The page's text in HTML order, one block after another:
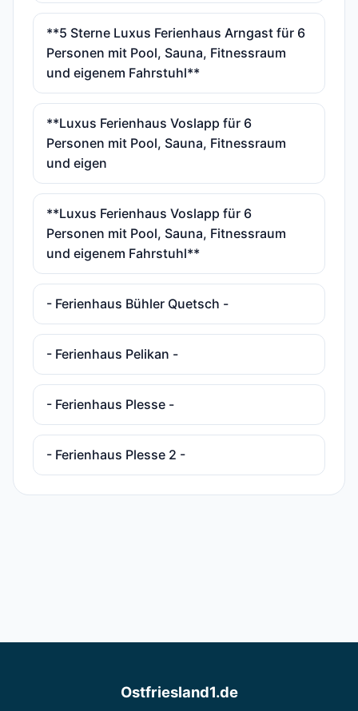
**5 Sterne Luxus Ferienhaus Arngast für 6
Personen mit Pool, Sauna, Fitnessraum
und eigenem Fahrstuhl**
**Luxus Ferienhaus Voslapp für 6
Personen mit Pool, Sauna, Fitnessraum
und eigen
**Luxus Ferienhaus Voslapp für 6
Personen mit Pool, Sauna, Fitnessraum
und eigenem Fahrstuhl**
- Ferienhaus Bühler Quetsch -
- Ferienhaus Pelikan -
- Ferienhaus Plesse -
- Ferienhaus Plesse 2 -
Ostfriesland1.de